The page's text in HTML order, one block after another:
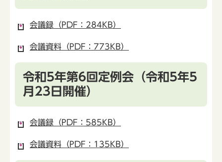
会議録（PDF：284KB）
会議資料（PDF：773KB）
令和5年第6回定例会（令和5年5
月23日開催）
会議録（PDF：585KB）
会議資料（PDF：135KB）